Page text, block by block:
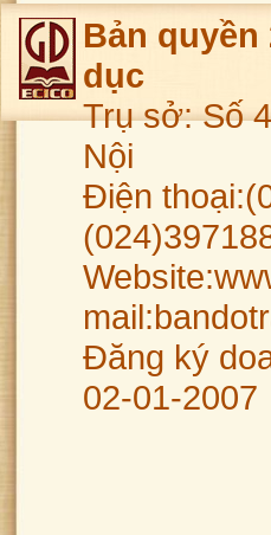
Bản quyền
dục
Trụ sở: Số
Nội
Điện
Đăng ký
02-01-2007